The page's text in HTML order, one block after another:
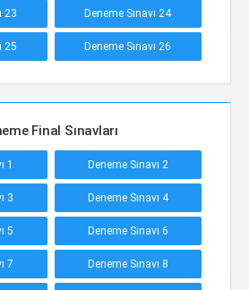
23 Deneme Sınavı 24
25 Deneme Sınavı 26
Final Sınavları
1 Deneme Sınavı 2
3 Deneme Sınavı 4
5 Deneme Sınavı 6
7 Deneme Sınavı 8